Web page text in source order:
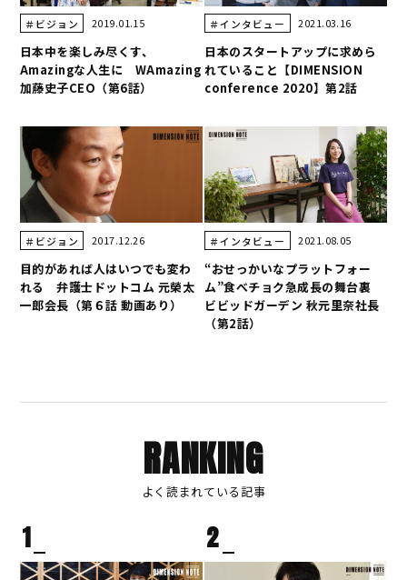
＃ビジョン 2019.01.15
日本中を楽しみ尽くす、
Amazingな人生に WAmazing
加藤史子CEO（第6話）
＃インタビュー 2021.03.16
日本のスタートアップに求めら
れていること【DIMENSION
conference 2020】第2話
＃ビジョン 2017.12.26
目的があれば人はいつでも変わ
れる 弁護士ドットコム 元榮太
一郎会長（第６話 動画あり）
＃インタビュー 2021.08.05
“おせっかいなプラットフォー
ム”食べチョク急成長の舞台裏
ビビッドガーデン 秋元里奈社長
（第2話）
RANKING
よく読まれている記事
1 2